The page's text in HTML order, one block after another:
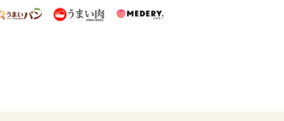
特集
まいめし うまいパン うまい肉